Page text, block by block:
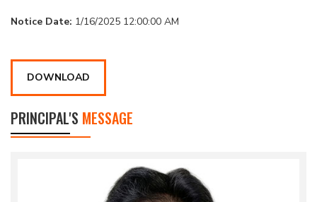
Notice Date: 1/16/2025 12:00:00 AM
DOWNLOAD
PRINCIPAL'S MESSAGE